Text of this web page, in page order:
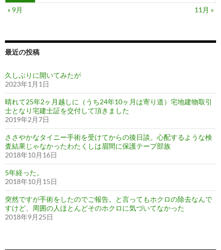
« 9月
11月 »
最近の投稿
久しぶりに開いてみたが
2023年1月1日
晴れて25年2ヶ月越しに（うち24年10ヶ月は寄り道）宅地建物取引
士となり宅建士証を交付して頂きました
2019年2月7日
ささやかなタイニー手術を受けてからの後日談。心配するような検
査結果じゃなかったわたくしは眉間に保護テープ部族
2018年10月16日
5年経った。
2018年10月15日
突然ですが手術をしたのでご報告。と言ってもホクロの除去なんで
すけど、周囲の人ほとんどそのホクロに気づいてなかった
2018年9月25日